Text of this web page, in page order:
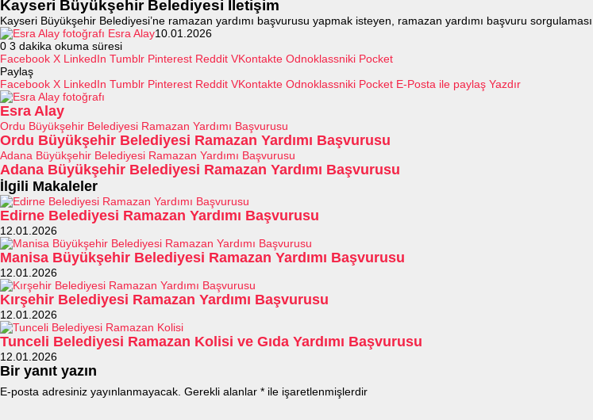
Kayseri Büyükşehir Belediyesi İletişim
Kayseri Büyükşehir Belediyesi’ne ramazan yardımı başvurusu yapmak isteyen, ramazan yardımı başvuru
Esra Alay10.01.2026
0 3 dakika okuma süresi
Facebook X LinkedIn Tumblr Pinterest Reddit VKontakte Odnoklassniki Pocket
Paylaş
Facebook X LinkedIn Tumblr Pinterest Reddit VKontakte Odnoklassniki Pocket E-Posta ile paylaş Yazdır
Esra Alay
Ordu Büyükşehir Belediyesi Ramazan Yardımı Başvurusu
Ordu Büyükşehir Belediyesi Ramazan Yardımı Başvurusu
Adana Büyükşehir Belediyesi Ramazan Yardımı Başvurusu
Adana Büyükşehir Belediyesi Ramazan Yardımı Başvurusu
İlgili Makaleler
Edirne Belediyesi Ramazan Yardımı Başvurusu
12.01.2026
Manisa Büyükşehir Belediyesi Ramazan Yardımı Başvurusu
12.01.2026
Kırşehir Belediyesi Ramazan Yardımı Başvurusu
12.01.2026
Tunceli Belediyesi Ramazan Kolisi ve Gıda Yardımı Başvurusu
12.01.2026
Bir yanıt yazın
E-posta adresiniz yayınlanmayacak. Gerekli alanlar * ile işaretlenmişlerdir